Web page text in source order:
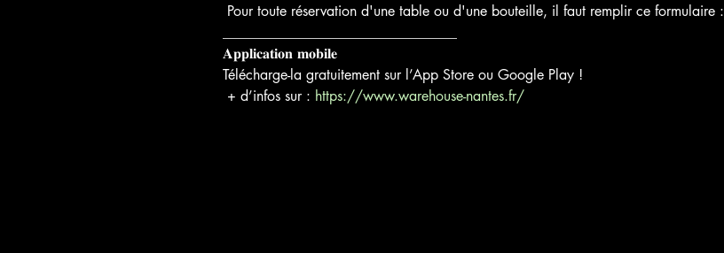
Pour toute réservation d'une table ou d'une bouteille, il faut remplir ce formulaire :
𝐀𝐩𝐩𝐥𝐢𝐜𝐚𝐭𝐢𝐨𝐧 𝐦𝐨𝐛𝐢𝐥𝐞
Télécharge-la gratuitement sur l’App Store ou Google Play !
+ d’infos sur : https://www.warehouse-nantes.fr/